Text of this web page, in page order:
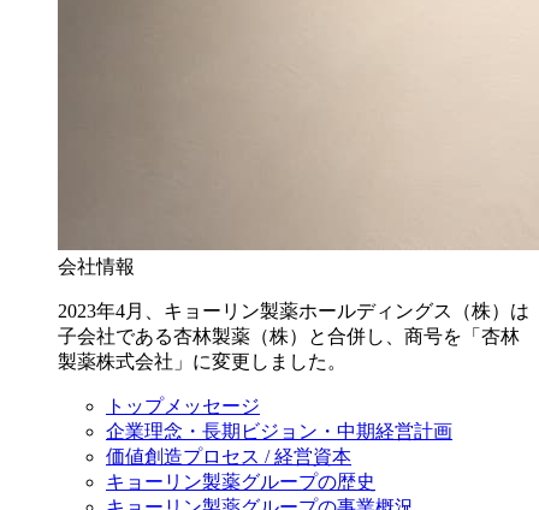
会社情報
2023年4月、キョーリン製薬ホールディングス（株）は
子会社である杏林製薬（株）と合併し、商号を「杏林
製薬株式会社」に変更しました。
トップメッセージ
企業理念・長期ビジョン・中期経営計画
価値創造プロセス / 経営資本
キョーリン製薬グループの歴史